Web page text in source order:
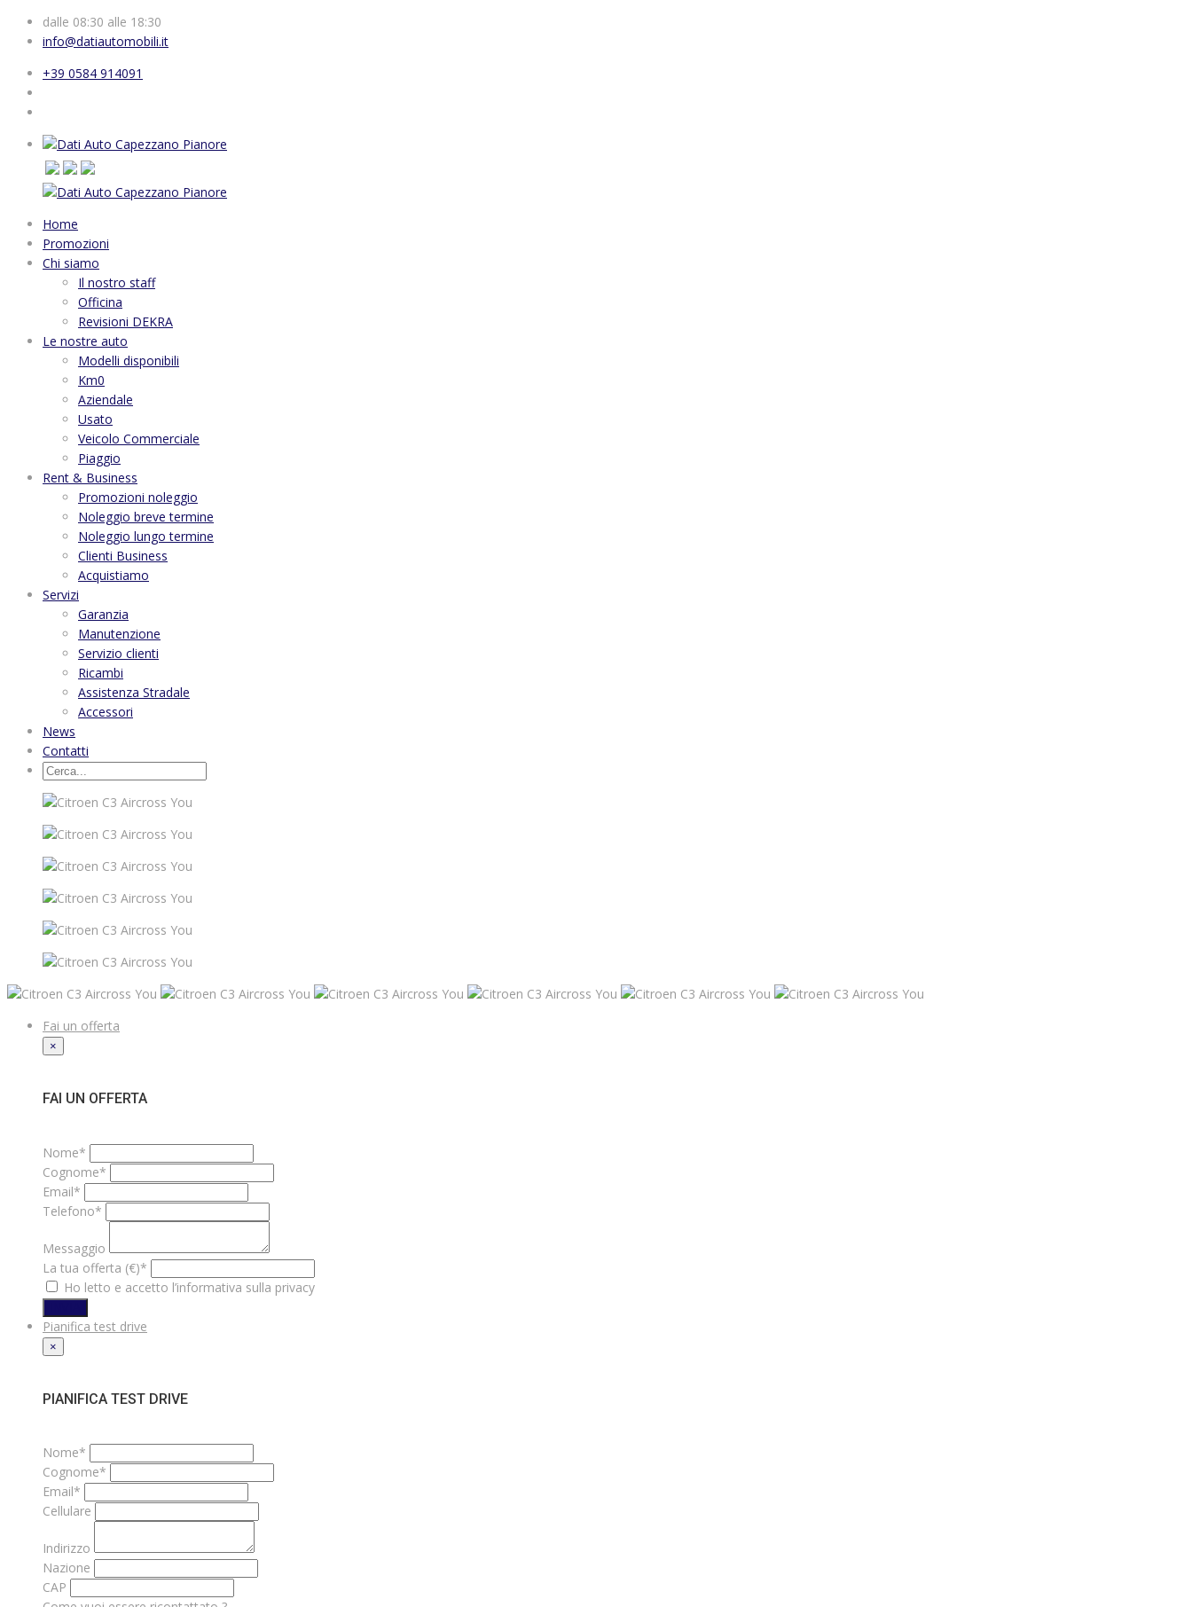
dalle 08:30 alle 18:30
info@datiautomobili.it
+39 0584 914091
Home
Promozioni
Chi siamo
Il nostro staff
Officina
Revisioni DEKRA
Le nostre auto
Modelli disponibili
Km0
Aziendale
Usato
Veicolo Commerciale
Piaggio
Rent & Business
Promozioni noleggio
Noleggio breve termine
Noleggio lungo termine
Clienti Business
Acquistiamo
Servizi
Garanzia
Manutenzione
Servizio clienti
Ricambi
Assistenza Stradale
Accessori
News
Contatti
Fai un offerta
×
FAI UN OFFERTA
Nome*
Cognome*
Email*
Telefono*
Messaggio
La tua offerta (€)*
Ho letto e accetto l’informativa sulla privacy
Pianifica test drive
×
PIANIFICA TEST DRIVE
Nome*
Cognome*
Email*
Cellulare
Indirizzo
Nazione
CAP